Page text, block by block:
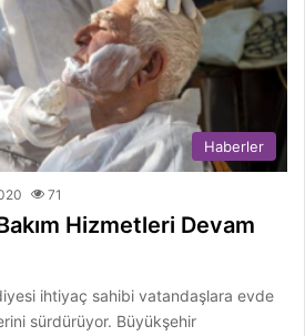
Haberler
71
Hizmetleri Devam
ihtiyaç sahibi vatandaşlara evde
sürdürüyor. Büyükşehir